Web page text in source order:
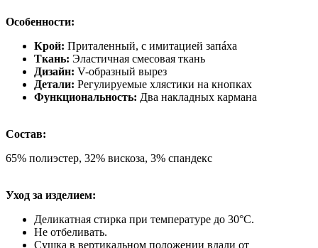
Особенности:
Крой: Приталенный, с имитацией запáха
Ткань: Эластичная смесовая ткань
Дизайн: V-образный вырез
Детали: Регулируемые хлястики на кнопках
Функциональность: Два накладных кармана
Состав:
65% полиэстер, 32% вискоза, 3% спандекс
Уход за изделием:
Деликатная стирка при температуре до 30°C.
Не отбеливать.
Сушка в вертикальном положении вдали от